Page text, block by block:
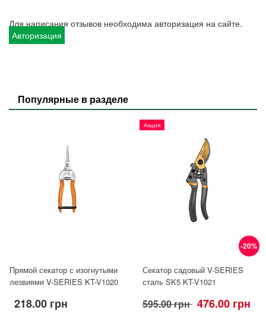
Для написания отзывов необходима авторизация на сайте.
Авторизация
Популярные в разделе
Прямой секатор с изогнутыми
лезвиями V-SERIES KT-V1020
218.00 грн
-20%
Акция
Секатор садовый V-SERIES
сталь SK5 KT-V1021
595.00 грн 476.00 грн